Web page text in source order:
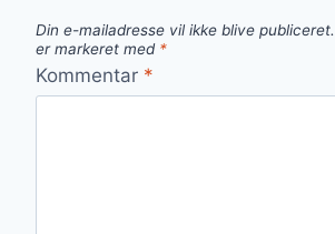
Din e-mailadresse vil ikke blive publiceret.
er markeret med *
Kommentar *